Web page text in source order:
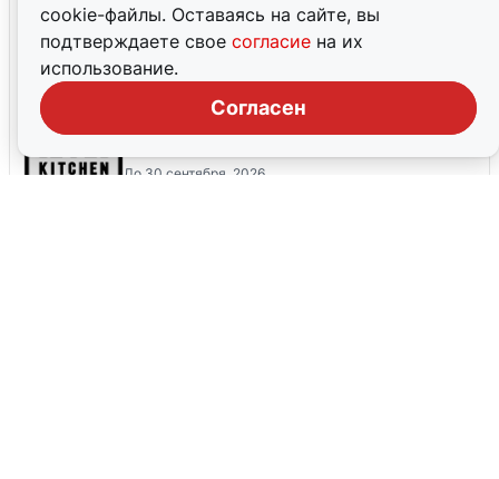
cookie-файлы. Оставаясь на сайте, вы
подтверждаете свое согласие на их
использование.
Согласен
Скидка 35% по промокоду на детские
курсы
До 31 декабря, 2026
Пригласите друга и получите 2500
бонусов на счет
До 30 сентября, 2026